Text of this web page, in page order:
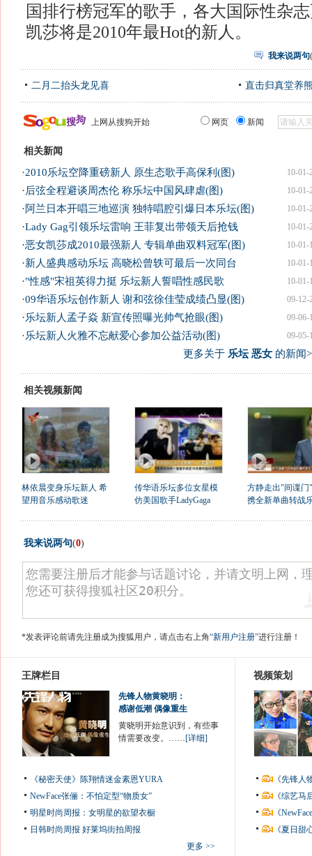
国排行榜冠军的歌手，各大国际性杂
凯莎将是2010年最Hot的新人。
我来说两句(
二月二抬头龙见喜 直击归真堂养
上网从搜狗开始 网页 新闻
相关新闻
10-01-
·2010乐坛空降重磅新人 原生态歌手高保利(图)
10-01-
·后弦全程避谈周杰伦 称乐坛中国风肆虐(图)
10-01-
·阿兰日本开唱三地巡演 独特唱腔引爆日本乐坛(图)
10-01-
·Lady Gag引领乐坛雷响 王菲复出带领天后抢钱
10-01-
·恶女凯莎成2010最强新人 专辑单曲双料冠军(图)
10-01-
·新人盛典感动乐坛 高晓松曾轶可最后一次同台
10-01-
·"性感"宋祖英得力挺 乐坛新人誓唱性感民歌
09-12-
·09华语乐坛创作新人 谢和弦徐佳莹成绩凸显(图)
09-06-
·乐坛新人孟子焱 新宣传照曝光帅气抢眼(图)
09-05-
·乐坛新人火雅不忘献爱心参加公益活动(图)
更多关于 乐坛 恶女的新闻
相关视频新闻
林依晨变身乐坛新人 希
望用音乐感动歌迷
传华语乐坛多位女星模
仿美国歌手LadyGaga
方静走出"间谍门
携全新单曲转战
我来说两句(0)
*发表评论前请先注册成为搜狐用户，请点击右上角“新用户注册”进行注册！
王牌栏目
先锋人物黄晓明：
感谢低潮 偶像重生
黄晓明开始意识到，有些事
情需要改变。……[详细]
《秘密天使》陈翔情迷金素恩YURA
NewFace张俪：不怕定型“物质女”
明星时尚周报：女明星的欲望衣橱
日韩时尚周报 好莱坞街拍周报
更多 >>
视频策划
《先锋
《综艺
《
《夏日